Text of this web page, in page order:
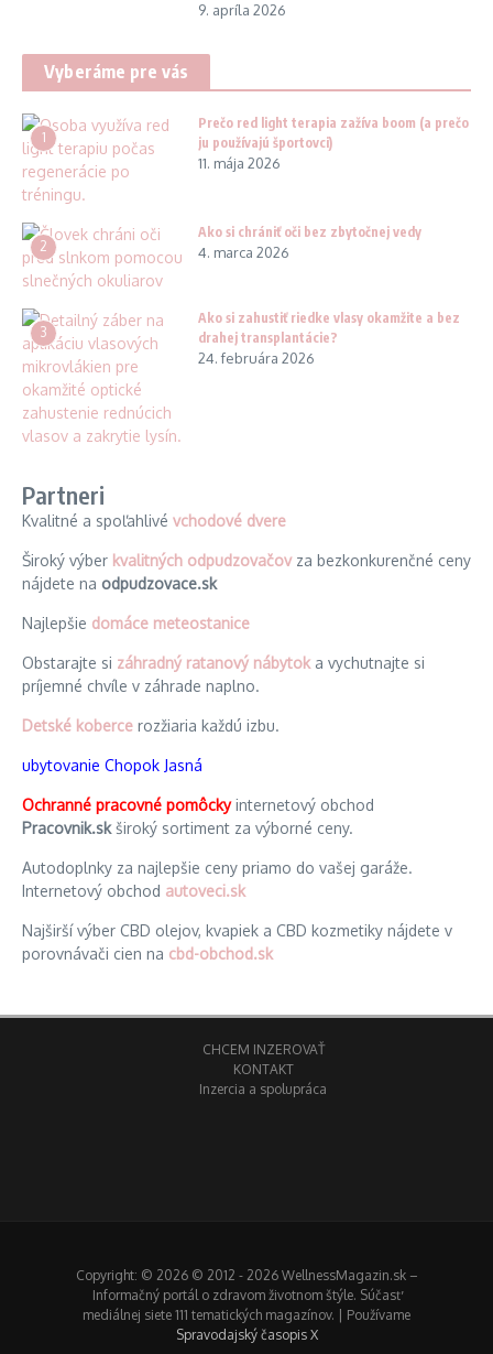
9. apríla 2026
Vyberáme pre vás
1
Prečo red light terapia zažíva boom (a prečo
ju používajú športovci)
11. mája 2026
2
Ako si chrániť oči bez zbytočnej vedy
4. marca 2026
3
Ako si zahustiť riedke vlasy okamžite a bez
drahej transplantácie?
24. februára 2026
Partneri
Kvalitné a spoľahlivé vchodové dvere
Široký výber kvalitných odpudzovačovza bezkonkurenčné ceny
nájdete na odpudzovace.sk
Najlepšie domáce meteostanice
Obstarajte si záhradný ratanový nábytok a vychutnajte si
príjemné chvíle v záhrade naplno.
Detské koberce rozžiaria každú izbu.
ubytovanie Chopok Jasná
Ochranné pracovné pomôckyinternetový obchod
Pracovnik.skširoký sortiment za výborné ceny.
Autodoplnky za najlepšie ceny priamo do vašej garáže.
Internetový obchod autoveci.sk
Najširší výber CBD olejov, kvapiek a CBD kozmetiky nájdete v
porovnávači cien na cbd-obchod.sk
CHCEM INZEROVAŤ
KONTAKT
Inzercia a spolupráca
Copyright: © 2026 © 2012 - 2026 WellnessMagazin.sk –
Informačný portál o zdravom životnom štýle. Súčasť
mediálnej siete 111 tematických magazínov. | Používame
Spravodajský časopis X